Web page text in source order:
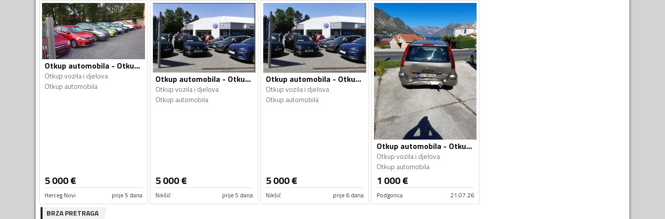
Otkup automobila - Otkup vozila i djelova
Otkup vozila i djelova
Otkup automobila
5 000€
Herceg Novi prije 5 dana
Otkup automobila - Otkup vozila i djelova
Otkup vozila i djelova
Otkup automobila
5 000€
Nikšić prije 5 dana
Otkup automobila - Otkup vozila i djelova
Otkup vozila i djelova
Otkup automobila
5 000€
Nikšić prije 6 dana
Otkup automobila - Otkup vozila i djelova
Otkup vozila i djelova
Otkup automobila
1 000€
Podgorica 21.07.26
BRZA PRETRAGA